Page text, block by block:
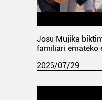
Josu Mujika
familiari emateko
2026/07/29